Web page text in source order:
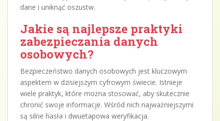
dane i uniknąć oszustw.
Jakie są najlepsze praktyki
zabezpieczania danych
osobowych?
Bezpieczeństwo danych osobowych jest kluczowym
aspektem w dzisiejszym cyfrowym świecie. Istnieje
wiele praktyk, które można stosować, aby skutecznie
chronić swoje informacje. Wśród nich najważniejszymi
są silne hasła i dwuetapowa weryfikacja.